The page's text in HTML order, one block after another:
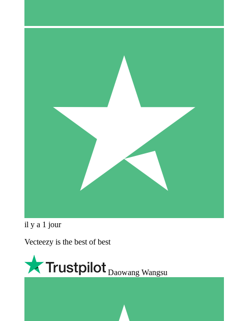
il y a 1 jour
Vecteezy is the best of best
Daowang Wangsu